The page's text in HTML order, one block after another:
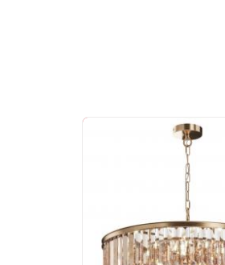
-35%Люстра Maytoni
MOD085PL-12G
81 590 руб.
53 033 руб.